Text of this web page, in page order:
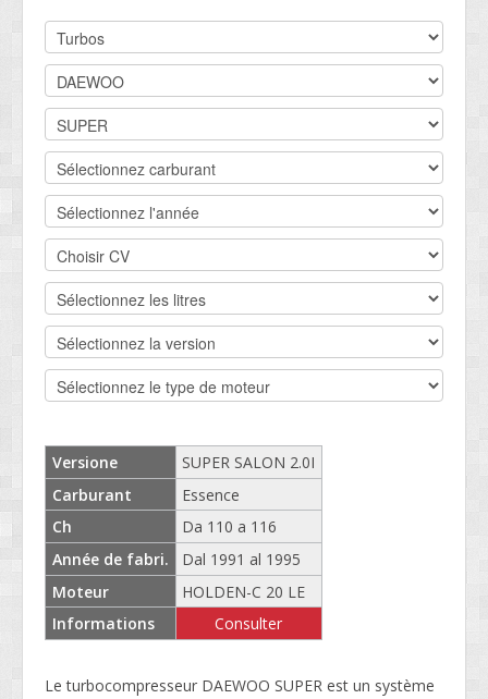
DEVIS BV
CONTACT
SOCIETÉ
SERVICE CLIENTS
CONDITIONS
Versione
Carburant
Ch
Année de fabri.
Moteur
Informations
SUPER SALON 2.0I
Essence
Da 110 a 116
Dal 1991 al 1995
HOLDEN-C 20 LE
Consulter
Le turbocompresseur DAEWOO SUPER est un système